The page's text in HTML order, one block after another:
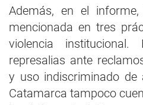
Además, en el
mencionada en tres
violencia
represalias ante
y uso indiscriminado de
Catamarca tampoco